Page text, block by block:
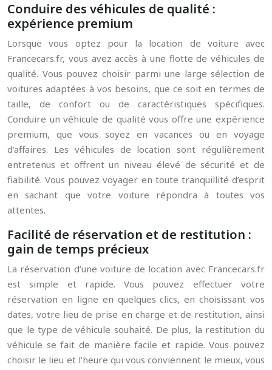
Conduire des véhicules de qualité :
expérience premium
Lorsque vous optez pour la location de voiture avec
Francecars.fr, vous avez accès à une flotte de véhicules de
qualité. Vous pouvez choisir parmi une large sélection de
voitures adaptées à vos besoins, que ce soit en termes de
taille, de confort ou de caractéristiques spécifiques.
Conduire un véhicule de qualité vous offre une expérience
premium, que vous soyez en vacances ou en voyage
d’affaires. Les véhicules de location sont régulièrement
entretenus et offrent un niveau élevé de sécurité et de
fiabilité. Vous pouvez voyager en toute tranquillité d’esprit
en sachant que votre voiture répondra à toutes vos
attentes.
Facilité de réservation et de restitution :
gain de temps précieux
La réservation d’une voiture de location avec Francecars.fr
est simple et rapide. Vous pouvez effectuer votre
réservation en ligne en quelques clics, en choisissant vos
dates, votre lieu de prise en charge et de restitution, ainsi
que le type de véhicule souhaité. De plus, la restitution du
véhicule se fait de manière facile et rapide. Vous pouvez
choisir le lieu et l’heure qui vous conviennent le mieux, vous